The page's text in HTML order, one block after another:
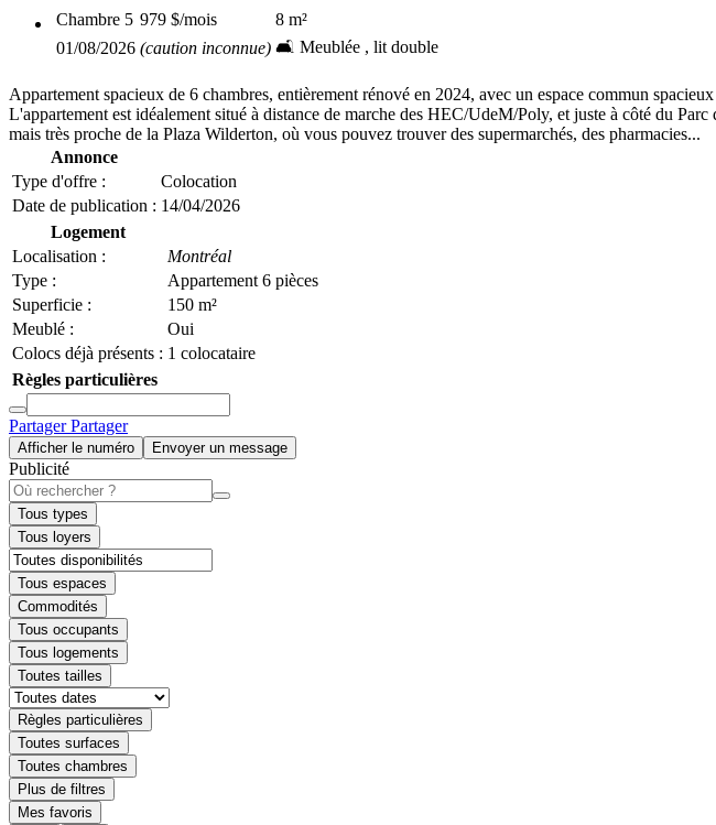
Chambre 5 979 $/mois 8 m²
01/08/2026 (caution inconnue) 🛋️ Meublée , lit double
Appartement spacieux de 6 chambres, entièrement rénové en 2024, avec un espace commun
L'appartement est idéalement situé à distance de marche des HEC/UdeM/Poly, et juste à côté du
mais très proche de la Plaza Wilderton, où vous pouvez trouver des supermarchés, des pharmacies...
Annonce
Type d'offre :
Colocation
Date de publication : 14/04/2026
Logement
Localisation :
Montréal
Type :
Appartement 6 pièces
Superficie :
150 m²
Meublé :
Oui
Colocs déjà présents : 1 colocataire
Règles particulières
PartagerPartager
Afficher le numéro Envoyer un message
Publicité
Tous types
Tous loyers
Tous espaces
Commodités
Tous occupants
Tous logements
Toutes tailles
Règles particulières
Toutes surfaces
Toutes chambres
Plus de filtres
Mes favoris